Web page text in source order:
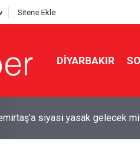
Sitene Ekle
DIYARBAKIR
maddelik tarihi teklife